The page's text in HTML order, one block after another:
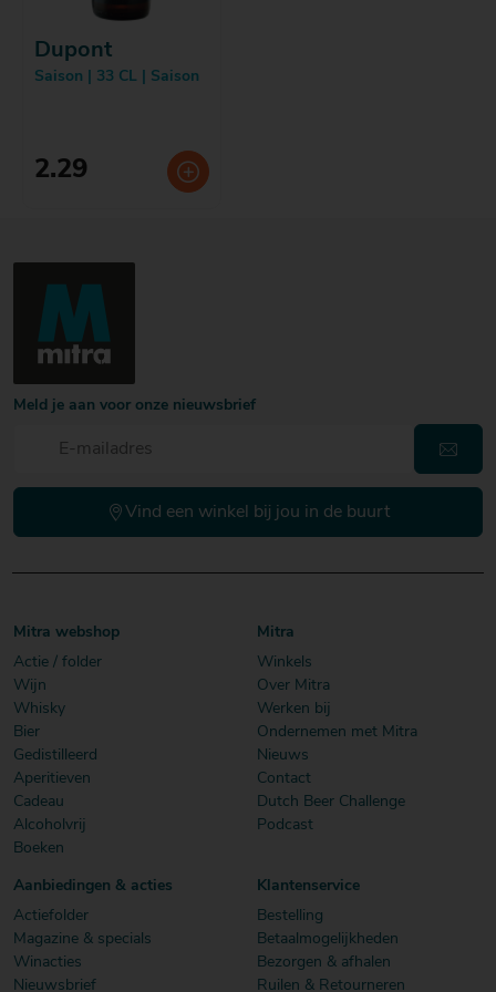
Dupont
Saison | 33 CL | Saison
2.29
Meld je aan voor onze nieuwsbrief
Vind een winkel bij jou in de buurt
Mitra webshop
Actie / folder
Wijn
Whisky
Bier
Gedistilleerd
Aperitieven
Cadeau
Alcoholvrij
Boeken
Mitra
Winkels
Over Mitra
Werken bij
Ondernemen met Mitra
Nieuws
Contact
Dutch Beer Challenge
Podcast
Aanbiedingen & acties
Actiefolder
Magazine & specials
Winacties
Nieuwsbrief
Klantenservice
Bestelling
Betaalmogelijkheden
Bezorgen & afhalen
Ruilen & Retourneren